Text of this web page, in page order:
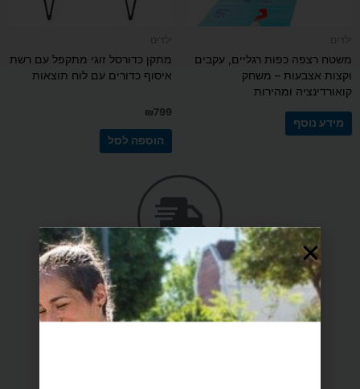
משטח רצפה כפות רגליים, עקבים
וקצות אצבעות – משחק
קואורדינציה ומהירות
מידע נוסף
מתקן כדורסל זוגי מתקפל עם רשת
איסוף כדורים עם לוח תוצאות
₪799
הוספה לסל
משלוח הכי מהיר עד הבית